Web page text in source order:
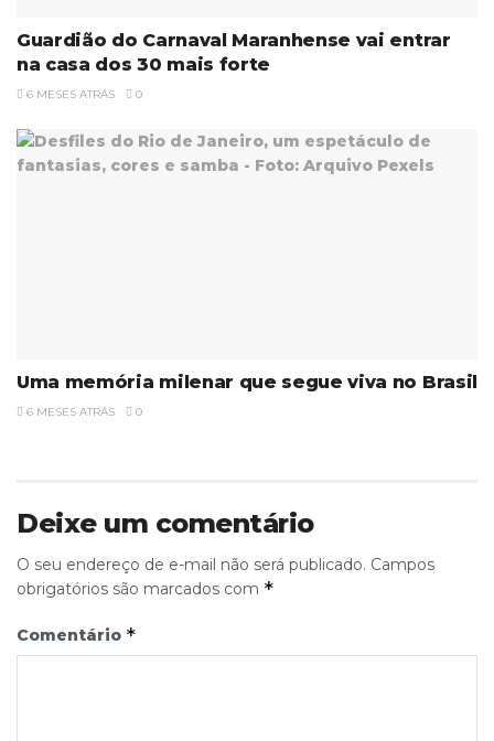
Guardião do Carnaval Maranhense vai entrar
na casa dos 30 mais forte
6 MESES ATRÁS 0
Uma memória milenar que segue viva no Brasil
6 MESES ATRÁS 0
Deixe um comentário
O seu endereço de e-mail não será publicado. Campos
obrigatórios são marcados com *
Comentário *